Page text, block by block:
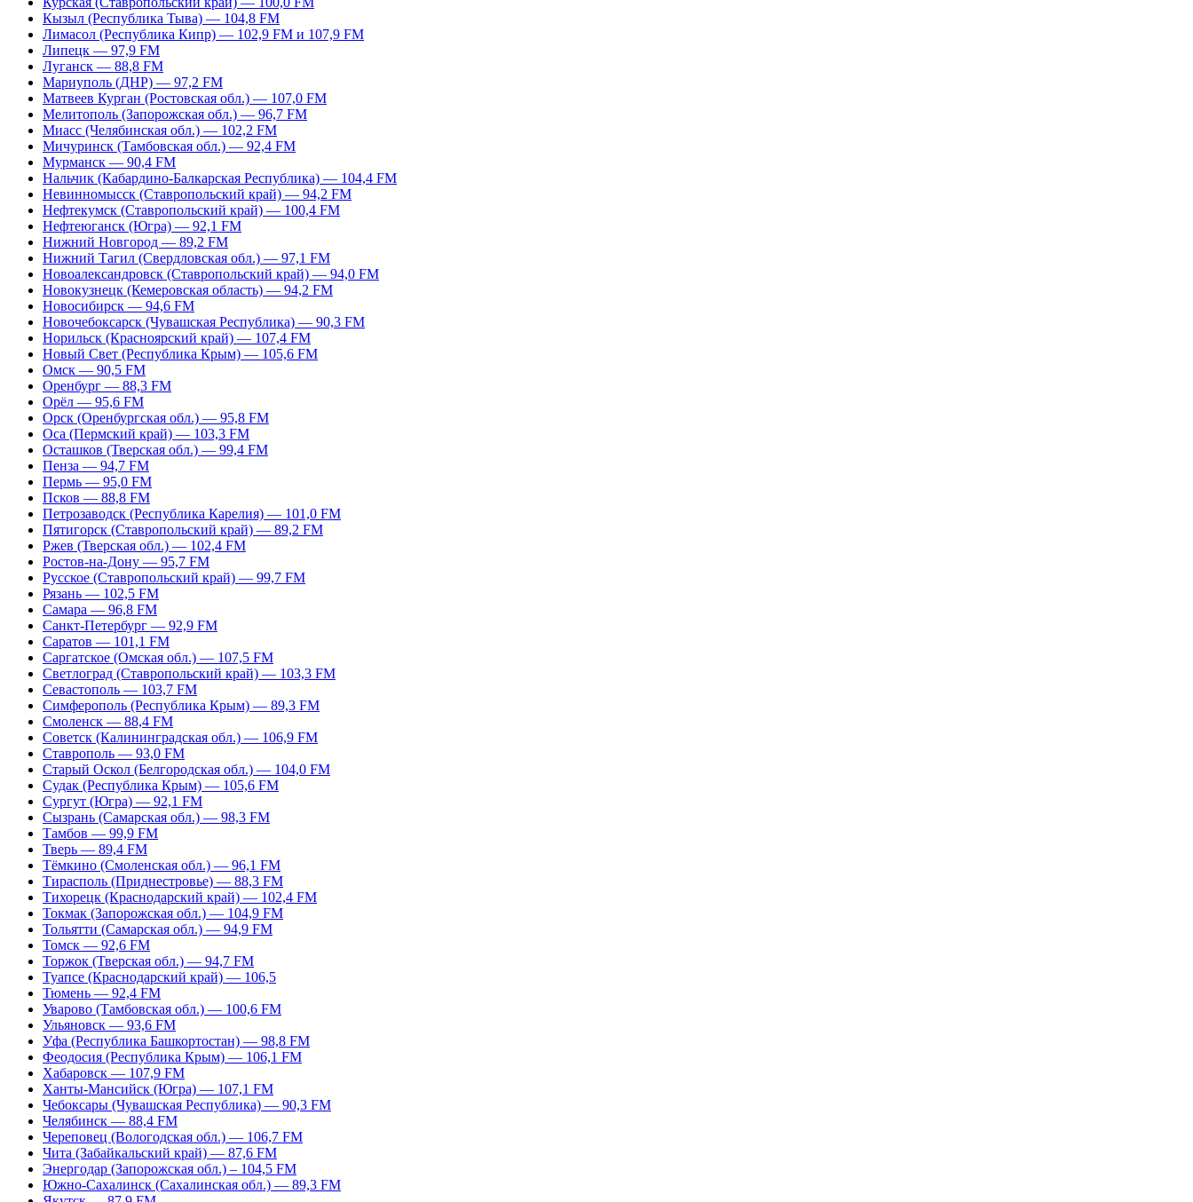
Кызыл (Республика Тыва) — 104,8 FM
Лимасол (Республика Кипр) — 102,9 FM и 107,9 FM
Липецк — 97,9 FM
Луганск — 88,8 FM
Мариуполь (ДНР) — 97,2 FM
Матвеев Курган (Ростовская обл.) — 107,0 FM
Мелитополь (Запорожская обл.) — 96,7 FM
Миасс (Челябинская обл.) — 102,2 FM
Мичуринск (Тамбовская обл.) — 92,4 FM
Мурманск — 90,4 FM
Нальчик (Кабардино-Балкарская Республика) — 104,4 FM
Невинномысск (Ставропольский край) — 94,2 FM
Нефтекумск (Ставропольский край) — 100,4 FM
Нефтеюганск (Югра) — 92,1 FM
Нижний Новгород — 89,2 FM
Нижний Тагил (Свердловская обл.) — 97,1 FM
Новоалександровск (Ставропольский край) — 94,0 FM
Новокузнецк (Кемеровская область) — 94,2 FM
Новосибирск — 94,6 FM
Новочебоксарск (Чувашская Республика) — 90,3 FM
Норильск (Красноярский край) — 107,4 FM
Новый Свет (Республика Крым) — 105,6 FM
Омск — 90,5 FM
Оренбург — 88,3 FM
Орёл — 95,6 FM
Орск (Оренбургская обл.) — 95,8 FM
Оса (Пермский край) — 103,3 FM
Осташков (Тверская обл.) — 99,4 FM
Пенза — 94,7 FM
Пермь — 95,0 FM
Псков — 88,8 FM
Петрозаводск (Республика Карелия) — 101,0 FM
Пятигорск (Ставропольский край) — 89,2 FM
Ржев (Тверская обл.) — 102,4 FM
Ростов-на-Дону — 95,7 FM
Русское (Ставропольский край) — 99,7 FM
Рязань — 102,5 FM
Самара — 96,8 FM
Санкт-Петербург — 92,9 FM
Саратов — 101,1 FM
Саргатское (Омская обл.) — 107,5 FM
Светлоград (Ставропольский край) — 103,3 FM
Севастополь — 103,7 FM
Симферополь (Республика Крым) — 89,3 FM
Смоленск — 88,4 FM
Советск (Калининградская обл.) — 106,9 FM
Ставрополь — 93,0 FM
Старый Оскол (Белгородская обл.) — 104,0 FM
Судак (Республика Крым) — 105,6 FM
Сургут (Югра) — 92,1 FM
Сызрань (Самарская обл.) — 98,3 FM
Тамбов — 99,9 FM
Тверь — 89,4 FM
Тёмкино (Смоленская обл.) — 96,1 FM
Тирасполь (Приднестровье) — 88,3 FM
Тихорецк (Краснодарский край) — 102,4 FM
Токмак (Запорожская обл.) — 104,9 FM
Тольятти (Самарская обл.) — 94,9 FM
Томск — 92,6 FM
Торжок (Тверская обл.) — 94,7 FM
Туапсе (Краснодарский край) — 106,5
Тюмень — 92,4 FM
Уварово (Тамбовская обл.) — 100,6 FM
Ульяновск — 93,6 FM
Уфа (Республика Башкортостан) — 98,8 FM
Феодосия (Республика Крым) — 106,1 FM
Хабаровск — 107,9 FM
Ханты-Мансийск (Югра) — 107,1 FM
Чебоксары (Чувашская Республика) — 90,3 FM
Челябинск — 88,4 FM
Череповец (Вологодская обл.) — 106,7 FM
Чита (Забайкальский край) — 87,6 FM
Энергодар (Запорожская обл.) – 104,5 FM
Южно-Сахалинск (Сахалинская обл.) — 89,3 FM